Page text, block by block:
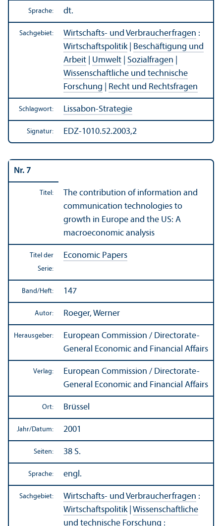
Sprache: dt.
Sachgebiet: Wirtschafts- und Verbraucherfragen :
Wirtschafts­politik| Beschäftigung und
Arbeit
Umwelt Sozialfragen
Wissenschaft­liche und technische
Forschung
Recht und Rechts­fragen
Schlagwort: Lissabon-Strategie
Signatur: EDZ-1010.52.2003,2
Nr. 7
Titel:
The contribution of information and
communication technologies to
growth in Europe and the US: A
macroeconomic analysis
Titel der
Serie:
Economic Papers
Band/Heft: 147
Autor: Roeger, Werner
Herausgeber:
European Commission / Directorate-
General Economic and Financial Affairs
Verlag:
European Commission / Directorate-
General Economic and Financial Affairs
Ort: Brüssel
Jahr/Datum: 2001
Seiten: 38 S.
Sprache: engl.
Sachgebiet: Wirtschafts- und Verbraucherfragen :
Wirtschafts­politik| Wissenschaft­liche
und technische Forschung :